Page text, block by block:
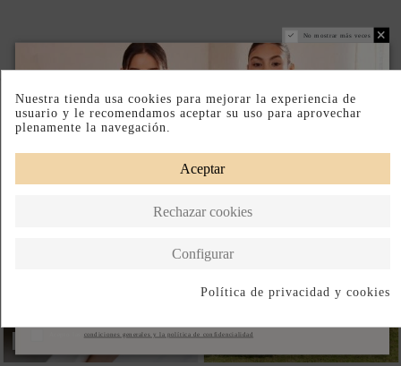
DISPONIBLE EN TIENDA FÍSICA
No mostrar más veces
condiciones generales y la política de confidencialidad
Nuestra tienda usa cookies para mejorar la experiencia de
usuario y le recomendamos aceptar su uso para aprovechar
plenamente la navegación.
Aceptar
Rechazar cookies
Configurar
Política de privacidad y cookies